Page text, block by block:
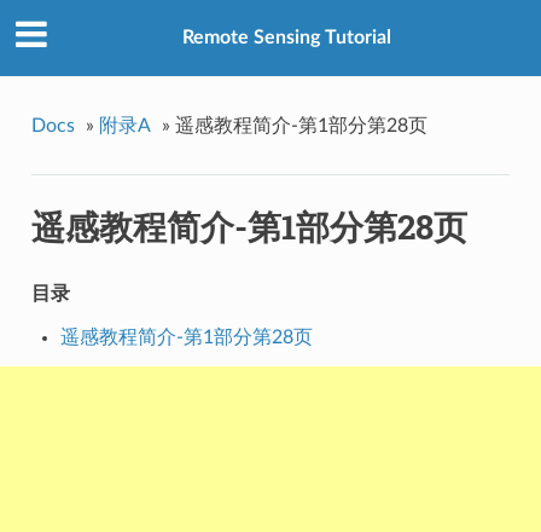
Remote Sensing Tutorial
Docs » 附录A » 遥感教程简介-第1部分第28页
遥感教程简介-第1部分第28页
目录
遥感教程简介-第1部分第28页